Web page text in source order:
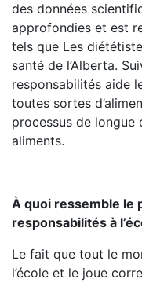
des données
approfondies et est
tels que Les
santé de l’Alberta.
responsabilités aide
toutes sortes
processus de longue
aliments.
À quoi ressemble le
responsabilités à
Le fait que tout le
l’école et le joue